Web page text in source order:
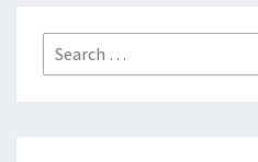
Search
for: